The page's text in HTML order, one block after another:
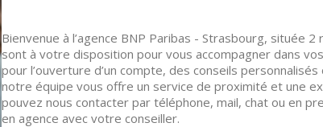
Bienvenue à l’agence BNP Paribas - Strasbourg, située
sont à votre disposition pour vous accompagner dans
pour l’ouverture d’un compte, des conseils
notre équipe vous offre un service de proximité et une
pouvez nous contacter par téléphone, mail, chat ou en
en agence avec votre conseiller.